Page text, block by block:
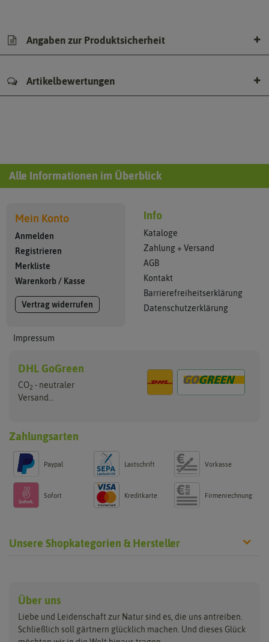
Angaben zur Produktsicherheit
Artikelbewertungen
Alle Informationen im Überblick
Mein Konto
Anmelden
Registrieren
Merkliste
Warenkorb/ Kasse
Vertrag widerrufen
Impressum
Info
Kataloge
Zahlung + Versand
AGB
Kontakt
Barrierefreiheitserklärung
Datenschutzerklärung
DHL GoGreen
CO2 - neutraler
Versand...
Zahlungsarten
Paypal Lastschrift Vorkasse
Sofort Kreditkarte Firmenrechnung
Unsere Shopkategorien & Hersteller
Anzuchtschalen
Beleuchtung
Erdbeertürme
Keimsprossen
Benary
Buzzy Seeds FLORTUS
Über uns
Liebe und Leidenschaft zur Natur sind es, die uns antreiben.
Schließlich soll gärtnern glücklich machen. Und dieses Glück